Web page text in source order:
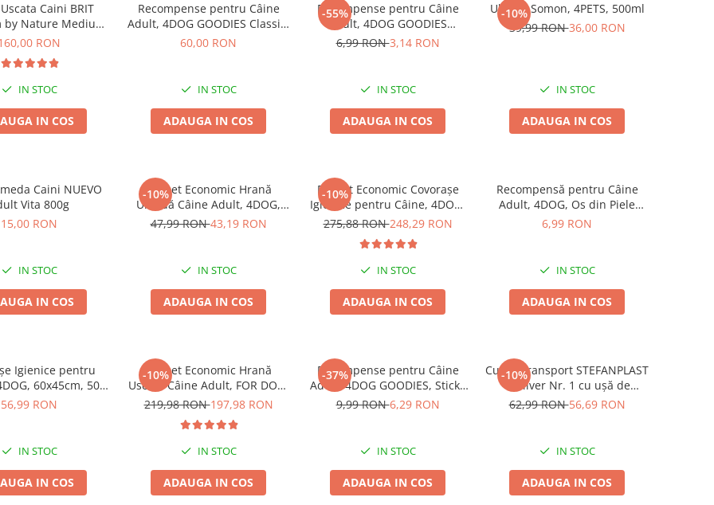
Caini BRIT
by Nature Medium
Adult 15kg
RON
IN STOC
IN COS
Recompense pentru Câine
Adult, 4DOG GOODIES Classic,
Copan de Pui, 1kg
60,00 RON
IN STOC
ADAUGA IN COS
-55%
Recompense pentru Câine
Adult, 4DOG GOODIES
Trainer, Vită, 150g
6,99 RON3,14 RON
IN STOC
ADAUGA IN COS
-10%
Ulei de Somon, 4PETS, 500ml
39,99 RON36,00 RON
IN STOC
ADAUGA IN COS
Caini NUEVO
Vita 800g
15,00 RON
IN STOC
IN COS
-10%
Pachet Economic Hrană
Umedă Câine Adult, 4DOG,
Pui în sos, 24x100g
47,99 RON43,19 RON
IN STOC
ADAUGA IN COS
-10%
Pachet Economic Covorașe
Igienice pentru Câine, 4DOG,
60x90cm, 12x10 bucăți
275,88 RON248,29 RON
IN STOC
ADAUGA IN COS
Recompensă pentru Câine
Adult, 4DOG, Os din Piele
Presată, 15cm
6,99 RON
IN STOC
ADAUGA IN COS
Igienice pentru
60x45cm, 50
bucăți
56,99 RON
IN STOC
IN COS
-10%
Pachet Economic Hrană
Uscată Câine Adult, FOR DOG,
Talie Mică, Pasăre, 10kg
219,98 RON197,98 RON
IN STOC
ADAUGA IN COS
-37%
Recompense pentru Câine
Adult, 4DOG GOODIES, Sticks
din Orez, Talie Mică, 12 cm, 6
9,99 RON6,29 RON
IN STOC
ADAUGA IN COS
-10%
Cușcă Transport STEFANPLAST
Gulliver Nr. 1 cu ușă de
plastic, White Travertine,
62,99 RON56,69 RON
IN STOC
ADAUGA IN COS